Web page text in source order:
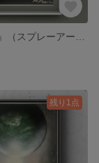
残り1点